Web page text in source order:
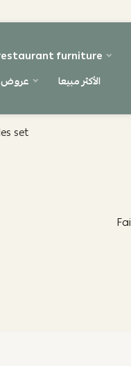
furniture
عروض الأكثر مبيعا
set